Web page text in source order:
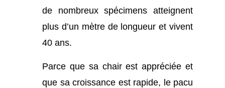
de nombreux spécimens atteignent
plus d’un mètre de longueur et vivent
40 ans.
Parce que sa chair est appréciée et
que sa croissance est rapide, le pacu